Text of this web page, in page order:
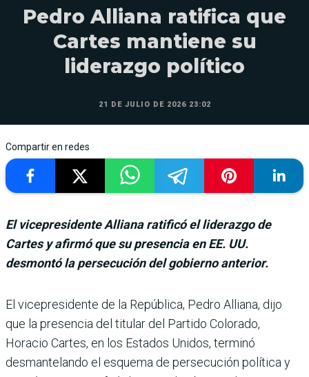
Pedro Alliana ratifica que
Cartes mantiene su
liderazgo político
21 DE JULIO DE 2026 23:02
Compartir en redes
El vicepresidente Alliana ratificó el liderazgo de
Cartes y afirmó que su presencia en EE. UU.
desmontó la persecución del gobierno anterior.
El vicepresidente de la República, Pedro Alliana, dijo
que la presencia del titular del Par­tido Colorado,
Horacio Car­tes, en los Estados Unidos, terminó
desmantelando el esquema de persecución polí­tica y